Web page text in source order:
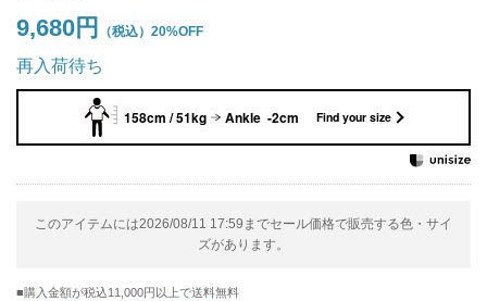
9,680円 20%OFF
再入荷待ち
158cm / 51kg Ankle -2cm Find your size
このアイテムには2026/08/11 17:59までセール価格で販売する色・サイ
ズがあります。
購入金額が税込11,000円以上で送料無料